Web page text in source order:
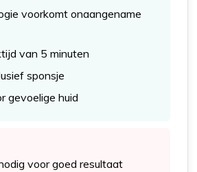
voorkomt onaangename
van 5 minuten
sponsje
gevoelige huid
voor goed resultaat